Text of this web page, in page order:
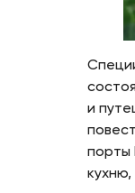
и
порты